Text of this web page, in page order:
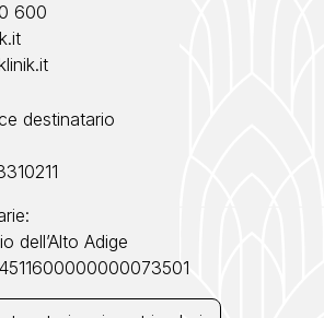
600
destinatario
dell’Alto Adige